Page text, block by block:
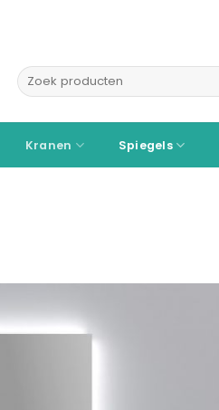
Zoeken
naar:
Kranen Spiegels